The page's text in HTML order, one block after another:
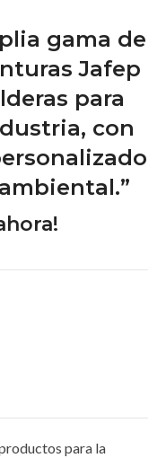
gama de
Jafep
para
con
para la